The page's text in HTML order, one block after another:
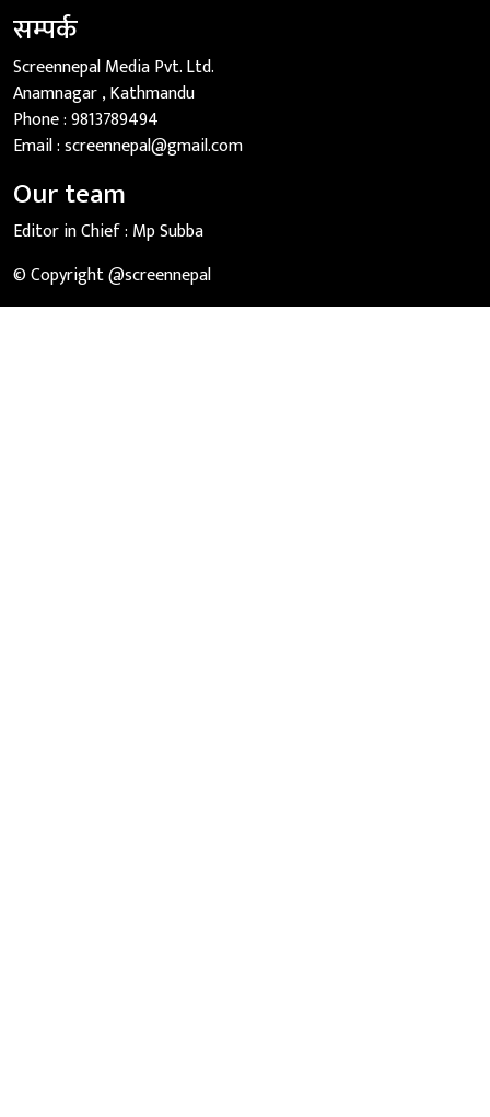
सम्पर्क
Screennepal Media Pvt. Ltd.
Anamnagar , Kathmandu
Phone :9813789494
Email :screennepal@gmail.com
Our team
Editor in Chief : Mp Subba
© Copyright @screennepal